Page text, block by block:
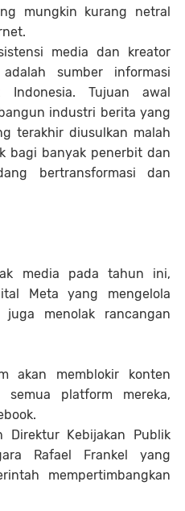
mungkin kurang netral
media dan kreator
sumber informasi
Indonesia. Tujuan awal
industri berita yang
terakhir diusulkan malah
bagi banyak penerbit dan
bertransformasi dan
media pada tahun ini,
Meta yang mengelola
menolak rancangan
akan memblokir konten
platform mereka,
Direktur Kebijakan Publik
Rafael Frankel yang
mempertimbangkan